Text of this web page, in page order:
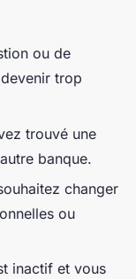
ou de
trop
trouvé une
banque.
changer
ou
inactif et vous